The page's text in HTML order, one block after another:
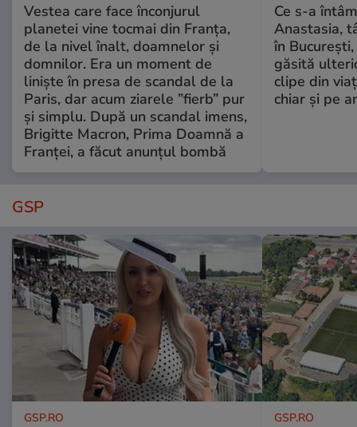
Vestea care face înconjurul
planetei vine tocmai din Franța,
de la nivel înalt, doamnelor și
domnilor. Era un moment de
liniște în presa de scandal de la
Paris, dar acum ziarele ”fierb” pur
și simplu. După un scandal imens,
Brigitte Macron, Prima Doamnă a
Franței, a făcut anunțul bombă
Ce s-a
Anastasia,
în
găsită
clipe din
chiar și pe
GSP
GSP.RO GSP.RO